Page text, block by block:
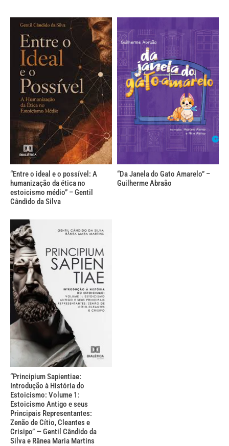
“Entre o ideal e o possível: A
humanização da ética no
estoicismo médio” – Gentil
Cândido da Silva
“Da Janela do Gato Amarelo” –
Guilherme Abraão
“Principium Sapientiae:
Introdução à História do
Estoicismo: Volume 1:
Estoicismo Antigo e seus
Principais Representantes:
Zenão de Cítio, Cleantes e
Crisipo” — Gentil Cândido da
Silva e Rânea Maria Martins